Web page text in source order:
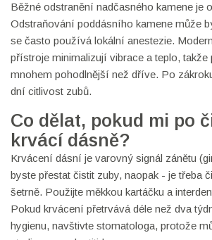
Běžné odstranění nadčasného kamene je
Odstraňování poddásního kamene může
se často používá lokální anestezie.
přístroje minimalizují vibrace a teplo, takže
mnohem pohodlnější než dříve. Po
dní citlivost zubů.
Co dělat, pokud mi po
krvácí dásně?
Krvácení dásní je varovný signál zánětu
byste přestat čistit zuby, naopak - je třeba
šetrně. Použijte měkkou kartáčku a
Pokud krvácení přetrvává déle než dva
hygienu, navštivte stomatologa, protože